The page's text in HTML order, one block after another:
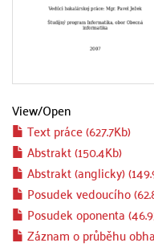
View/Open
Text práce (627.7Kb)
Abstrakt (150.4Kb)
Abstrakt (anglicky)
Posudek vedoucího
Posudek oponenta
Záznam o průběhu